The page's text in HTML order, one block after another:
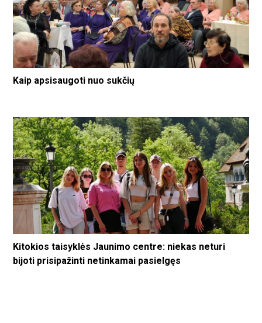
Kaip apsisaugoti nuo sukčių
Kitokios taisyklės Jaunimo centre: niekas neturi
bijoti prisipažinti netinkamai pasielgęs